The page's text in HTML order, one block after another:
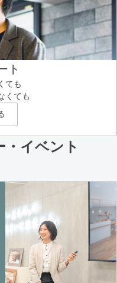
ト
ても
くても
・イベント